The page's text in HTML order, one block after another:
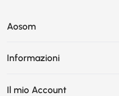
Aosom
Informazioni
Il mio Account